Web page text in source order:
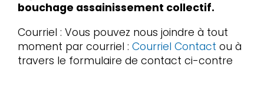
bouchage assainissement collectif.
Courriel : Vous pouvez nous joindre à tout
moment par courriel : Courriel Contact ou à
travers le formulaire de contact ci-contre